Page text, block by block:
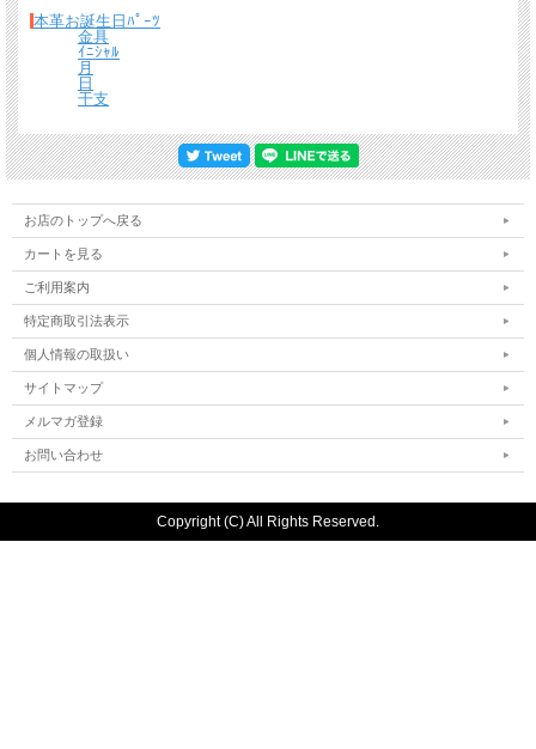
本革お誕生日ﾊﾟｰﾂ
金具
ｲﾆｼｬﾙ
月
日
干支
お店のトップへ戻る
カートを見る
ご利用案内
特定商取引法表示
個人情報の取扱い
サイトマップ
メルマガ登録
お問い合わせ
Copyright (C) All Rights Reserved.